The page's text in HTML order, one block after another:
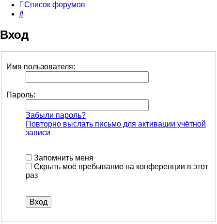
Список форумов
Поиск
Вход
Имя пользователя:
Пароль:
Забыли пароль?
Повторно выслать письмо для активации учётной
записи
Запомнить меня
Скрыть моё пребывание на конференции в этот
раз